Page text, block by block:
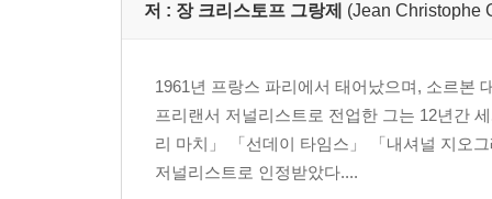
저 : 장 크리스토프 그랑제 (Jean Christophe
1961년 프랑스 파리에서 태어났으며, 소르본
프리랜서 저널리스트로 전업한 그는 12년간
리 마치」 「선데이 타임스」 「내셔널 지오
저널리스트로 인정받았다....